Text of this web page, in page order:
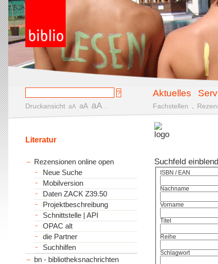
Aktuelles
Druckansicht aA aA aA Fachstellen
Suchfeld
ISBN / EAN
Nachname
Vorname
Titel
Reihe
Schlagwort
Literatur
Rezensionen online open
Neue Suche
Mobilversion
Daten ZACK Z39.50
Projektbeschreibung
Schnittstelle | API
OPAC alt
die Partner
Suchhilfen
bn - bibliotheksnachrichten